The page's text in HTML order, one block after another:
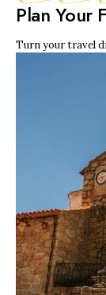
Plan Your
Turn your travel